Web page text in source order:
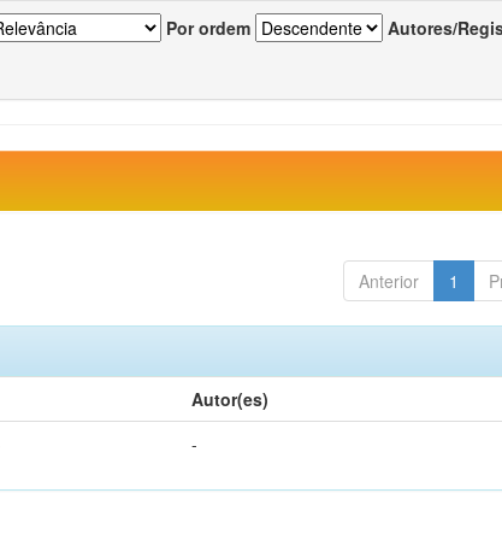
Por ordem Autores/
Anterior 1
Autor(es)
-